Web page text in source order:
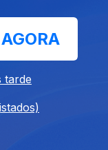
tarde